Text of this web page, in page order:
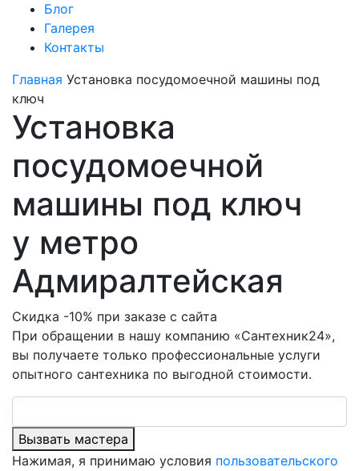
Блог
Галерея
Контакты
Главная Установка посудомоечной машины под
ключ
Установка
посудомоечной
машины под ключ
у метро
Адмиралтейская
Скидка -10% при заказе с сайта
При обращении в нашу компанию «Сантехник24»,
вы получаете только профессиональные услуги
опытного сантехника по выгодной стоимости.
Вызвать мастера
Нажимая, я принимаю условия пользовательского